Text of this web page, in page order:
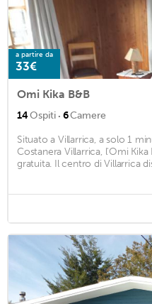
a partire da
33€
Omi Kika B&B
14Ospiti · 6Camere
Situato a Villarrica, a solo 1
Costanera Villarrica, l'Omi
gratuita. Il centro di Villarrica